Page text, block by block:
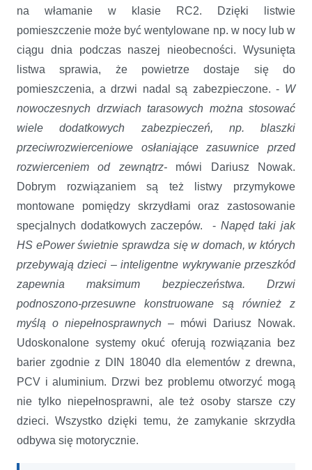
na włamanie w klasie RC2. Dzięki listwie
pomieszczenie może być wentylowane np. w nocy lub w
ciągu dnia podczas naszej nieobecności. Wysunięta
listwa sprawia, że powietrze dostaje się do
pomieszczenia, a drzwi nadal są zabezpieczone. - W
nowoczesnych drzwiach tarasowych można stosować
wiele dodatkowych zabezpieczeń, np. blaszki
przeciwrozwierceniowe osłaniające zasuwnice przed
rozwierceniem od zewnątrz-mówi Dariusz Nowak.
Dobrym rozwiązaniem są też listwy przymykowe
montowane pomiędzy skrzydłami oraz zastosowanie
specjalnych dodatkowych zaczepów. - Napęd taki jak
HS ePower świetnie sprawdza się w domach, w których
przebywają dzieci – inteligentne wykrywanie przeszkód
zapewnia maksimum bezpieczeństwa. Drzwi
podnoszono-przesuwne konstruowane są również z
myślą o niepełnosprawnych – mówi Dariusz Nowak.
Udoskonalone systemy okuć oferują rozwiązania bez
barier zgodnie z DIN 18040 dla elementów z drewna,
PCV i aluminium. Drzwi bez problemu otworzyć mogą
nie tylko niepełnosprawni, ale też osoby starsze czy
dzieci. Wszystko dzięki temu, że zamykanie skrzydła
odbywa się motorycznie.